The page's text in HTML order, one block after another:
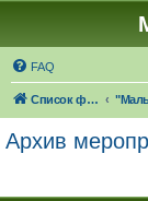
FAQ
Список форумов
Архив